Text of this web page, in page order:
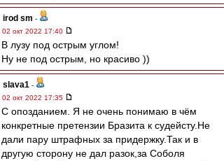
irod sm -
02 окт 2022 17:40
В лузу под острым углом!
Ну не под острым, но красиво ))
slava1 -
02 окт 2022 17:35
С опозданием. Я не очень понимаю в чём
конкретные претензии Бразита к судейсту.Не
дали пару штрафных за придержку.Так и в
другую сторoну не дал разок,за Соболя